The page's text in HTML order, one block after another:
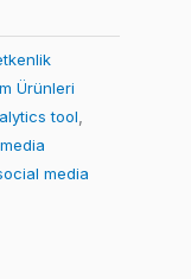
Ürünleri
tool
media